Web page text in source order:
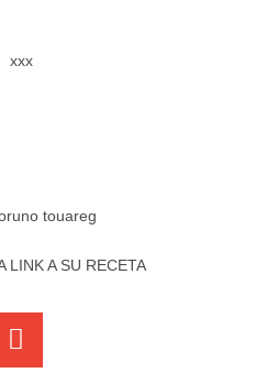
xxx
LINK A SU RECETA